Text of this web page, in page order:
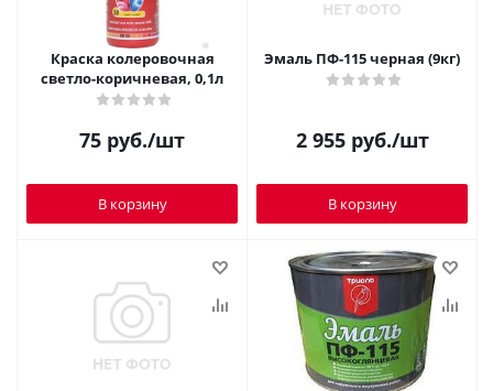
Краска колеровочная
светло-коричневая, 0,1л
75 руб./шт
В корзину
Эмаль ПФ-115 черная (9кг)
2 955руб./шт
В корзину